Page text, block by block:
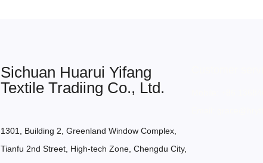
Sichuan Huarui Yifang
Textile Tradiing Co., Ltd.
1301, Building 2, Greenland Window Complex,
Tianfu 2nd Street, High-tech Zone, Chengdu City,